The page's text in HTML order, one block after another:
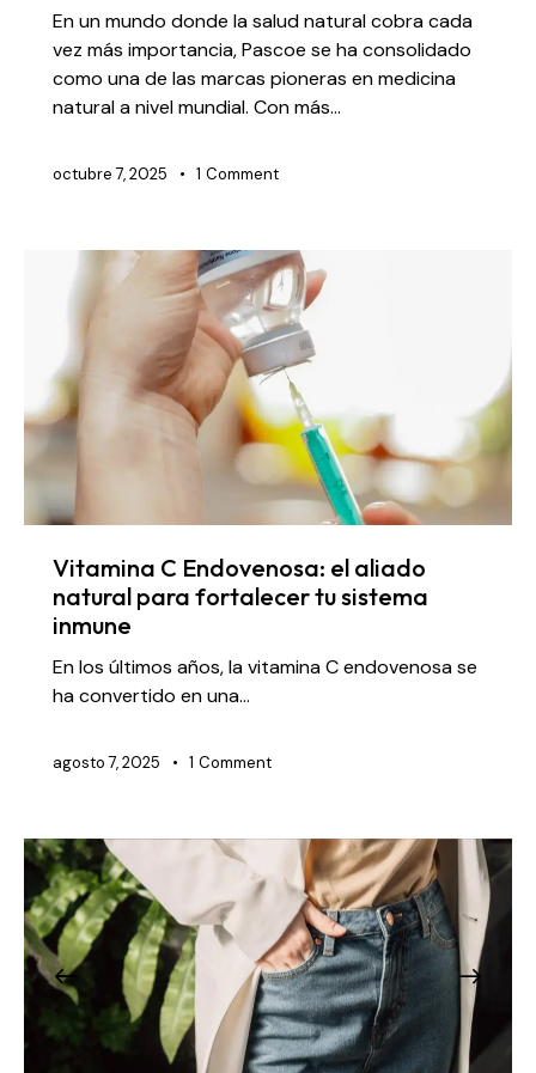
En un mundo donde la salud natural cobra cada
vez más importancia, Pascoe se ha consolidado
como una de las marcas pioneras en medicina
natural a nivel mundial. Con más…
octubre 7, 2025 1 Comment
Vitamina C Endovenosa: el aliado
natural para fortalecer tu sistema
inmune
En los últimos años, la vitamina C endovenosa se
ha convertido en una…
agosto 7, 2025 1 Comment